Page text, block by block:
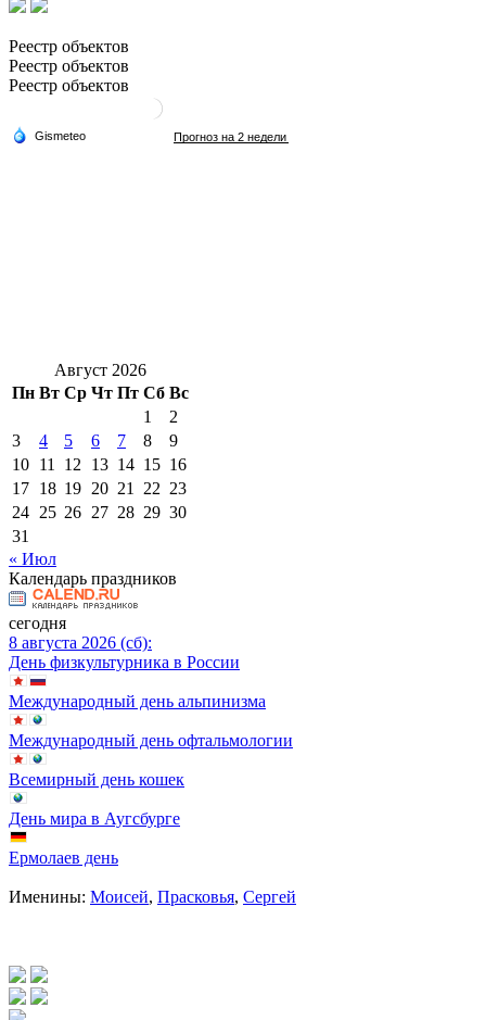
Реестр объектов
Реестр объектов
Реестр объектов
Август 2026
Пн Вт Ср Чт Пт Сб Вс
1
2
3
4 5 6 7 8
9
10 11 12 13 14 15 16
17 18 19 20 21 22 23
24 25 26 27 28 29 30
31
« Июл
Календарь праздников
сегодня
8 августа 2026 (сб):
День физкультурника в России
Международный день альпинизма
Международный день офтальмологии
Всемирный день кошек
День мира в Аугсбурге
Ермолаев день
Именины: Моисей, Прасковья, Сергей